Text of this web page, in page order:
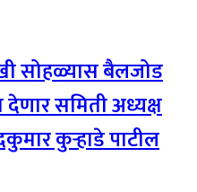
सोहळ्यास बैलजोड
समिती अध्यक्ष
कुऱ्हाडे पाटील